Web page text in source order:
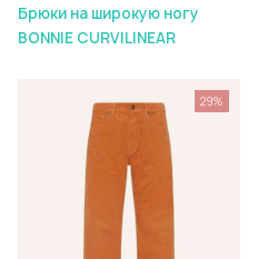
Брюки на широкую ногу
BONNIE CURVILINEAR
29%